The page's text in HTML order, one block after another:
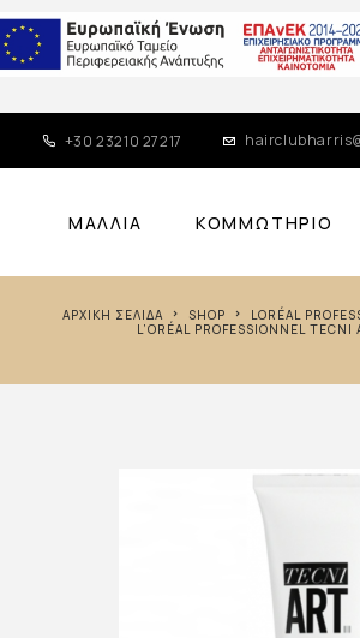
+30 23210 27217
ΜΑΛΛΙΆ ΚΟΜΜΩΤΉΡΙΟ
ΑΡΧΙΚΉ ΣΕΛΊΔΑ SHOP LORÉAL
L’ORÉAL PROFESSIONNEL